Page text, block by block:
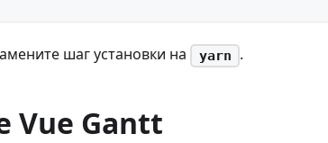
шаг установки на yarn .
Vue Gantt